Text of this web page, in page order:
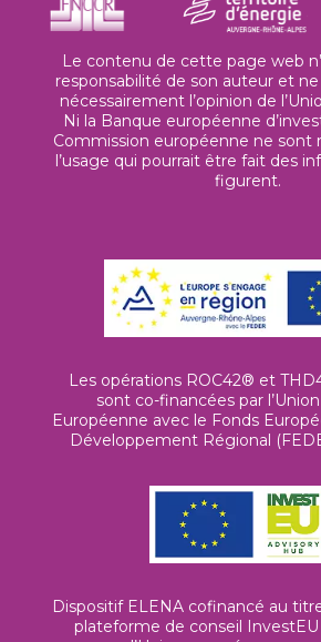
Le contenu de cette page web
responsabilité de son auteur et
nécessairement l’opinion de
Ni la Banque européenne
Commission européenne ne sont
l’usage qui pourrait être fait des
figurent.
Les opérations ROC42® et
sont co-financées par l’Union
Européenne avec le Fonds
Développement Régional
Dispositif ELENA cofinancé au
plateforme de conseil